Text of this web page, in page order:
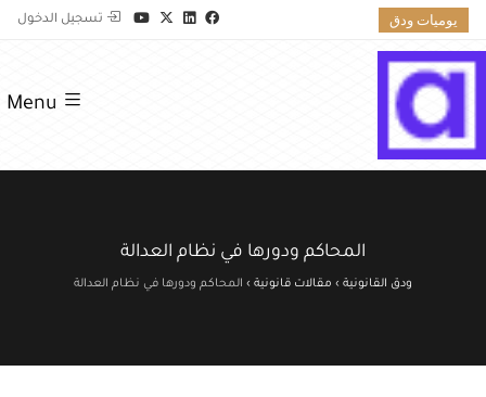
يوميات ودق تسجيل الدخول
Menu
المحاكم ودورها في نظام العدالة
ودق القانونية › مقالات قانونية › المحاكم ودورها في نظام العدالة